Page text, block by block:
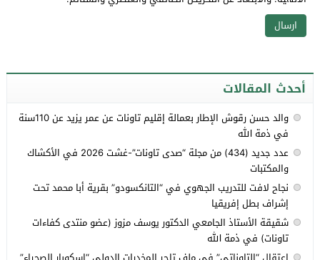
أحدث المقالات
والد حسن رقوش الإطار بعمالة إقليم تاونات عن عمر يزيد عن 110سنة
في ذمة الله
عدد جديد (434) من مجلة “صدى تاونات”-غشت 2026 في الأكشاك
والمكتبات
نجاح لافت للتدريب الجهوي في “التانكسودو” بقرية أبا محمد تحت
إشراف بطل إفريقيا
شقيقة الأستاذ الجامعي الدكتور يوسف مزوز (عضو منتدى كفاءات
تاونات) في ذمة الله